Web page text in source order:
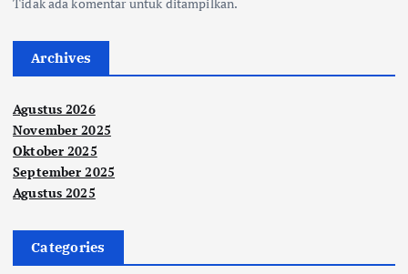
Archives
Agustus 2026
November 2025
Oktober 2025
September 2025
Agustus 2025
Categories